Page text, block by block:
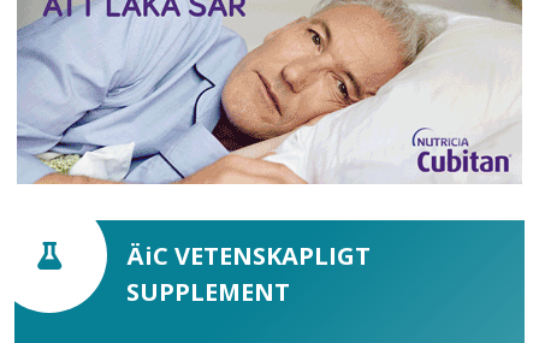
ÄiC VETENSKAPLIGT
SUPPLEMENT